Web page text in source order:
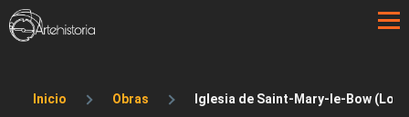
Pasar al contenido principal
Sobrescribir enlaces de ayuda a la
Inicio Obras Iglesia de Saint-Mary-le-Bow